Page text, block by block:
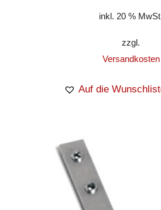
inkl. 20 %
zzgl.
Versandkosten
Auf die